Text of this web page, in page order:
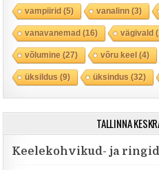
vampiirid(5) vanalinn(3)
vanavanemad(16) vägivald
võlumine (27) võru keel(4)
üksildus (9) üksindus (32)
TALLINNA
Keelekohvikud- ja ringid